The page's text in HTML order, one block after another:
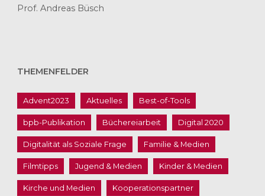
Prof. Andreas Büsch
THEMENFELDER
Advent2023 Aktuelles Best-of-Tools
bpb-Publikation Büchereiarbeit Digital 2020
Digitalität als Soziale Frage Familie & Medien
Filmtipps Jugend & Medien Kinder & Medien
Kirche und Medien Kooperationspartner